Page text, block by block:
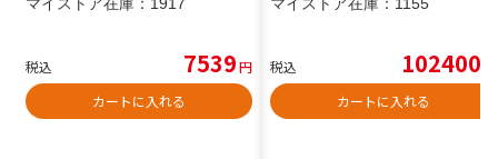
税込 7539円
カートに入れる
税込 102400
カートに入れる